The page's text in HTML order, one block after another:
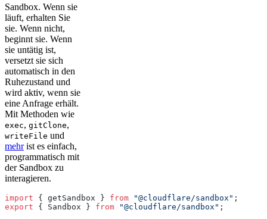
Sandbox. Wenn sie
läuft, erhalten Sie
sie. Wenn nicht,
beginnt sie. Wenn
sie untätig ist,
versetzt sie sich
automatisch in den
Ruhezustand und
wird aktiv, wenn sie
eine Anfrage erhält.
Mit Methoden wie
exec, gitClone,
writeFile und
mehrist es einfach,
programmatisch mit
der Sandbox zu
interagieren.
import { getSandbox } from "@cloudflare/sandbox" ;
export { Sandbox } from "@cloudflare/sandbox" ;